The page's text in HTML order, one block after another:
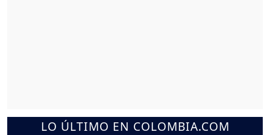
LO ÚLTIMO EN COLOMBIA.COM